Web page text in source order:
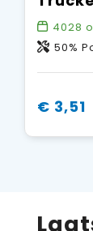
4028
50%
€ 3,51